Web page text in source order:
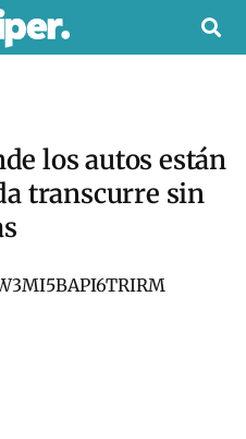
los autos están
transcurre sin